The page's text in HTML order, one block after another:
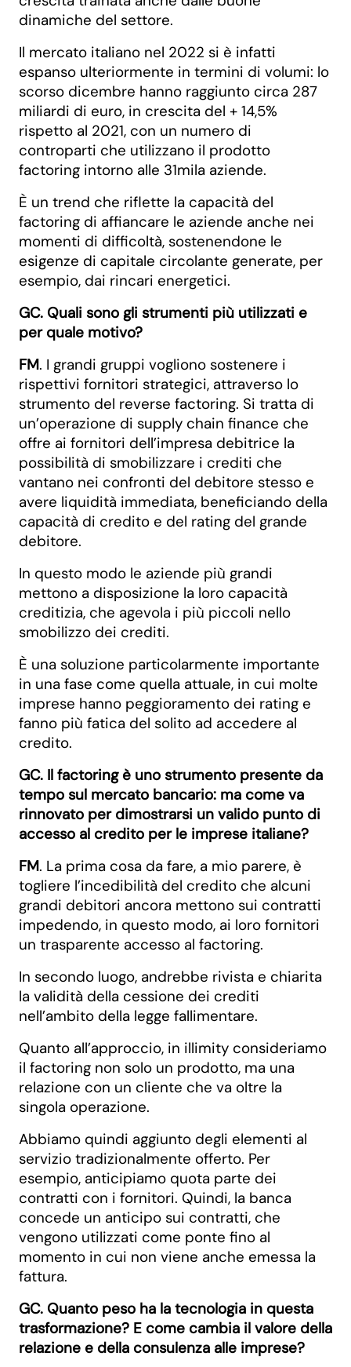
dinamiche del settore.
Il mercato italiano nel 2022 si è infatti
espanso ulteriormente in termini di volumi: lo
scorso dicembre hanno raggiunto circa 287
miliardi di euro, in crescita del + 14,5%
rispetto al 2021, con un numero di
controparti che utilizzano il prodotto
factoring intorno alle 31mila aziende.
È un trend che riflette la capacità del
factoring di affiancare le aziende anche nei
momenti di difficoltà, sostenendone le
esigenze di capitale circolante generate, per
esempio, dai rincari energetici.
GC. Quali sono gli strumenti più utilizzati e
per quale motivo?
FM. I grandi gruppi vogliono sostenere i
rispettivi fornitori strategici, attraverso lo
strumento del reverse factoring. Si tratta di
un’operazione di supply chain finance che
offre ai fornitori dell’impresa debitrice la
possibilità di smobilizzare i crediti che
vantano nei confronti del debitore stesso e
avere liquidità immediata, beneficiando della
capacità di credito e del rating del grande
debitore.
In questo modo le aziende più grandi
mettono a disposizione la loro capacità
creditizia, che agevola i più piccoli nello
smobilizzo dei crediti.
È una soluzione particolarmente importante
in una fase come quella attuale, in cui molte
imprese hanno peggioramento dei rating e
fanno più fatica del solito ad accedere al
credito.
GC. Il factoring è uno strumento presente da
tempo sul mercato bancario: ma come va
rinnovato per dimostrarsi un valido punto di
accesso al credito per le imprese italiane?
FM. La prima cosa da fare, a mio parere, è
togliere l’incedibilità del credito che alcuni
grandi debitori ancora mettono sui contratti
impedendo, in questo modo, ai loro fornitori
un trasparente accesso al factoring.
In secondo luogo, andrebbe rivista e chiarita
la validità della cessione dei crediti
nell’ambito della legge fallimentare.
Quanto all’approccio, in illimity consideriamo
il factoring non solo un prodotto, ma una
relazione con un cliente che va oltre la
singola operazione.
Abbiamo quindi aggiunto degli elementi al
servizio tradizionalmente offerto. Per
esempio, anticipiamo quota parte dei
contratti con i fornitori. Quindi, la banca
concede un anticipo sui contratti, che
vengono utilizzati come ponte fino al
momento in cui non viene anche emessa la
fattura.
GC. Quanto peso ha la tecnologia in questa
trasformazione? E come cambia il valore della
relazione e della consulenza alle imprese?